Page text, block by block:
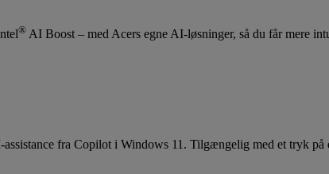
® AI Boost – med Acers egne AI-løsninger, så du får mere
fra Copilot i Windows 11. Tilgængelig med et tryk på